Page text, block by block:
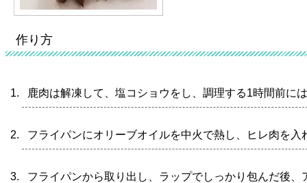
作り方
鹿肉は解凍して、塩コショウをし、調理する1時間前に
フライパンにオリーブオイルを中火で熱し、ヒレ肉を
フライパンから取り出し、ラップでしっかり包んだ後、